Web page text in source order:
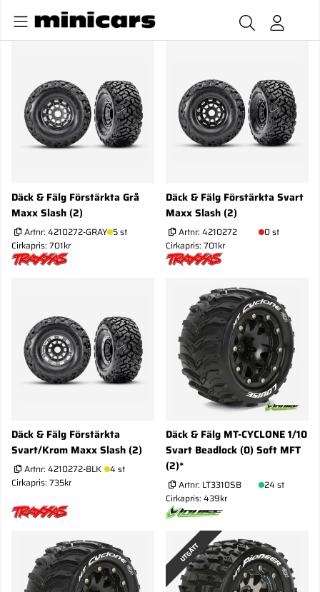
Däck & Fälg Förstärkta Grå
Maxx Slash (2)
Artnr: 4210272-GRAY 5 st
Cirkapris: 701kr
Däck & Fälg Förstärkta Svart
Maxx Slash (2)
Artnr: 4210272
0 st
Cirkapris: 701kr
Däck & Fälg Förstärkta
Svart/Krom Maxx Slash (2)
Artnr: 4210272-BLK
4 st
Cirkapris: 735kr
Däck & Fälg MT-CYCLONE 1/10
Svart Beadlock (0) Soft MFT
(2)*
Artnr: LT3310SB
24 st
Cirkapris: 439kr
UTGÅTT